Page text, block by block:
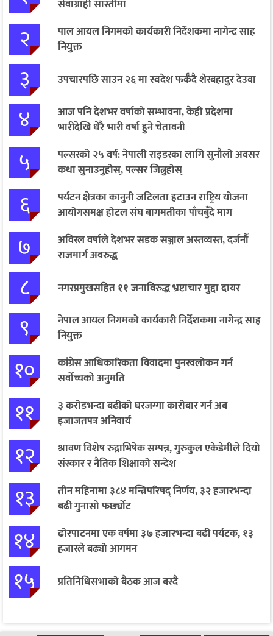
सेवाग्राही सास्तीमा
२
पाल आयल निगमको कार्यकारी निर्देशकमा नागेन्द्र साह
नियुक्त
३ उपचारपछि साउन २६ मा स्वदेश फर्कँदै शेरबहादुर देउवा
४
आज पनि देशभर वर्षाको सम्भावना, केही प्रदेशमा
भारीदेखि धेरै भारी वर्षा हुने चेतावनी
५
पल्सरको २५ वर्ष: नेपाली राइडरका लागि सुनौलो अवसर
कथा सुनाउनुहोस्, पल्सर जित्नुहोस्
६
पर्यटन क्षेत्रका कानुनी जटिलता हटाउन राष्ट्रिय योजना
आयोगसमक्ष होटल संघ बागमतीका पाँचबुँदे माग
७
अविरल वर्षाले देशभर सडक सञ्जाल अस्तव्यस्त, दर्जनौँ
राजमार्ग अवरुद्ध
८ नगरप्रमुखसहित ११ जनाविरुद्ध भ्रष्टाचार मुद्दा दायर
९
नेपाल आयल निगमको कार्यकारी निर्देशकमा नागेन्द्र साह
नियुक्त
१०
कांग्रेस आधिकारिकता विवादमा पुनरवलोकन गर्न
सर्वोच्चको अनुमति
११
३ करोडभन्दा बढीको घरजग्गा कारोबार गर्न अब
इजाजतपत्र अनिवार्य
१२
श्रावण विशेष रुद्राभिषेक सम्पन्न, गुरुकुल एकेडेमीले दियो
संस्कार र नैतिक शिक्षाको सन्देश
१३
तीन महिनामा ३८४ मन्त्रिपरिषद् निर्णय, ३२ हजारभन्दा
बढी गुनासो फर्छ्योट
१४
ढोरपाटनमा एक वर्षमा ३७ हजारभन्दा बढी पर्यटक, १३
हजारले बढ्यो आगमन
१५ प्रतिनिधिसभाको बैठक आज बस्दै